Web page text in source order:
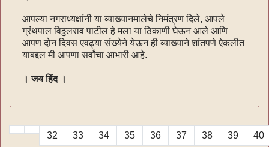
आपल्या नगराध्यक्षांनी या व्याख्यानमालेचे निमंत्रण दिले, आपले
ग्रंथपाल विठ्ठलराव पाटील हे मला या ठिकाणी घेऊन आले आणि
आपण दोन दिवस एवढ्या संख्येने येऊन ही व्याख्याने शांतपणे ऐकलीत
याबद्दल मी आपणा सर्वांचा आभारी आहे.
। जय हिंद ।
32 33 34 35 36 37 38 39 40